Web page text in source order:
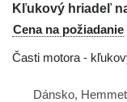
Kľukový hriadeľ
Cena na požiadanie
Časti motora -
Dánsko, Hemmet